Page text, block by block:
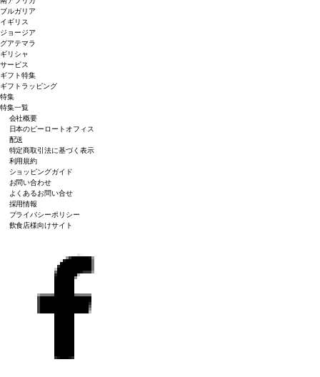
ブルガリア
イギリス
ジョージア
グアテマラ
ギリシャ
サービス
ギフト特集
ギフトラッピング
特集
特集一覧
会社概要
日本のピーロートオフィス
配送
特定商取引法に基づく表示
利用規約
ショッピングガイド
お問い合わせ
よくあるお問い合せ
採用情報
プライバシーポリシー
飲食店様向けサイト